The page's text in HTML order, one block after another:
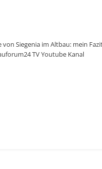
Siegenia im Altbau: mein
TV Youtube Kanal